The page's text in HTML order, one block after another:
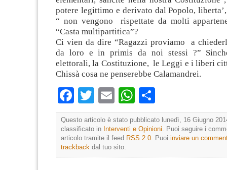
potere legittimo e derivato dal Popolo,
“ non vengono rispettate da molti
“Casta multipartitica”?
Ci vien da dire “Ragazzi proviamo a
da loro e in primis da noi stessi ?”
elettorali, la Costituzione, le Leggi e i liberi
Chissà cosa ne penserebbe Calamandrei.
Facebook
Twitter
EmailWhatsApp
Questo articolo è stato pubblicato lunedì, 16 Giugno
classificato in Interventi e Opinioni . Puoi seguire i
articolo tramite il feed RSS 2.0 . Puoi inviare un
trackback dal tuo sito.